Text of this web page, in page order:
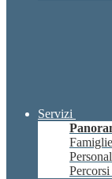
Servizi